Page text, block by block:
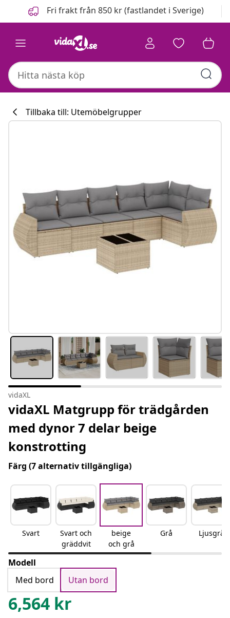
FöregåendeFri frakt från 850 kr (fastlandet i Sverige)
Tillbaka till: Utemöbelgrupper
vidaXL
vidaXL Matgrupp för trädgården
med dynor 7 delar beige
konstrotting
Färg (7 alternativ tillgängliga)
Svart
Svart och
gräddvit
beige
och grå
Grå Ljusgrå
Modell
Med bord
Utan bord
6,564 kr